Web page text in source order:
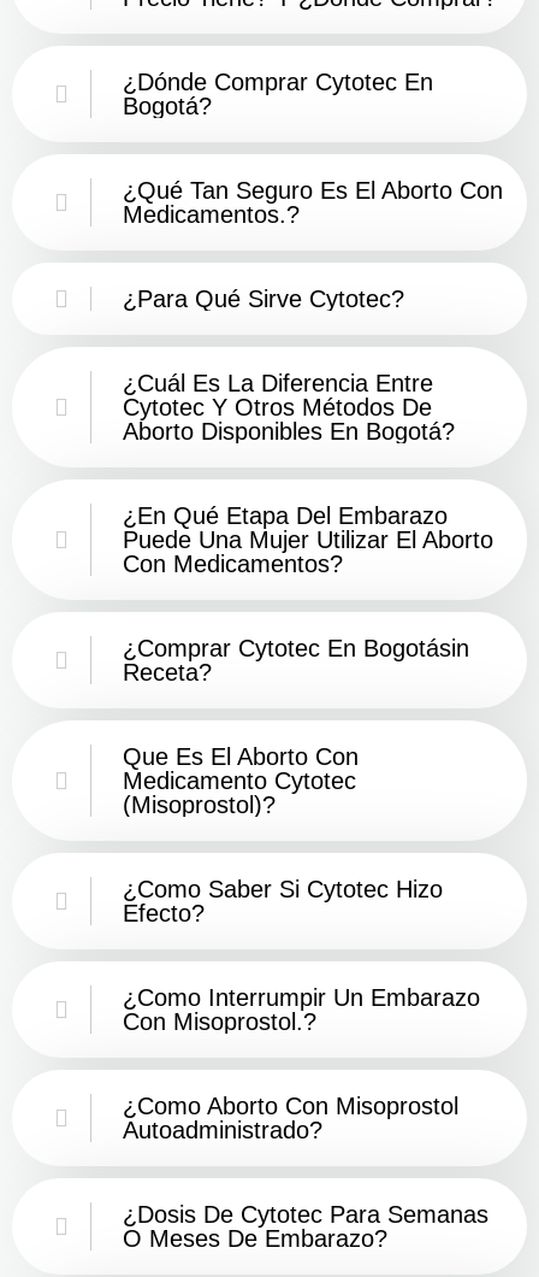
¿Dónde Comprar Cytotec En
Bogotá?
¿Qué Tan Seguro Es El Aborto Con
Medicamentos.?
¿Para Qué Sirve Cytotec?
¿Cuál Es La Diferencia Entre
Cytotec Y Otros Métodos De
Aborto Disponibles En Bogotá?
¿En Qué Etapa Del Embarazo
Puede Una Mujer Utilizar El Aborto
Con Medicamentos?
¿Comprar Cytotec En Bogotásin
Receta?
Que Es El Aborto Con
Medicamento Cytotec
(misoprostol)?
¿Como Saber Si Cytotec Hizo
Efecto?
¿como Interrumpir Un Embarazo
Con Misoprostol.?
¿Como Aborto Con Misoprostol
Autoadministrado?
¿Dosis De Cytotec Para Semanas
O Meses De Embarazo?